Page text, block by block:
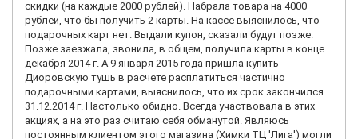
скидки (на каждые 2000 рублей). Набрала товара на 4000
рублей, что бы получить 2 карты. На кассе выяснилось, что
подарочных карт нет. Выдали купон, сказали будут позже.
Позже заезжала, звонила, в общем, получила карты в конце
декабря 2014 г. А 9 января 2015 года пришла купить
Диоровскую тушь в расчете расплатиться частично
подарочными картами, выяснилось, что их срок закончился
31.12.2014 г. Настолько обидно. Всегда участвовала в этих
акциях, а на это раз считаю себя обманутой. Являюсь
постоянным клиентом этого магазина (Химки ТЦ 'Лига') могли